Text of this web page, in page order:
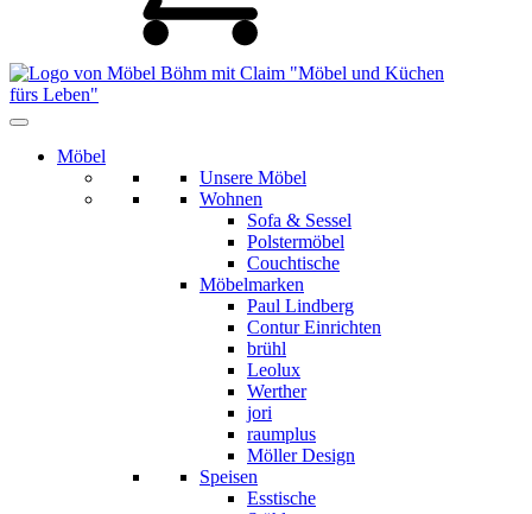
Möbel
Unsere Möbel
Wohnen
Sofa & Sessel
Polstermöbel
Couchtische
Möbelmarken
Paul Lindberg
Contur Einrichten
brühl
Leolux
Werther
jori
raumplus
Möller Design
Speisen
Esstische